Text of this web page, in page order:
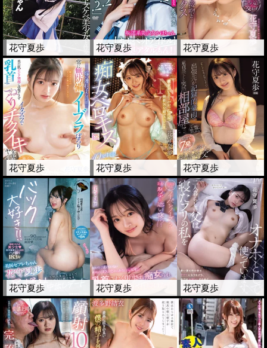
花守夏歩 花守夏歩 花守夏歩
花守夏歩 花守夏歩 花守夏歩
花守夏歩 花守夏歩 花守夏歩